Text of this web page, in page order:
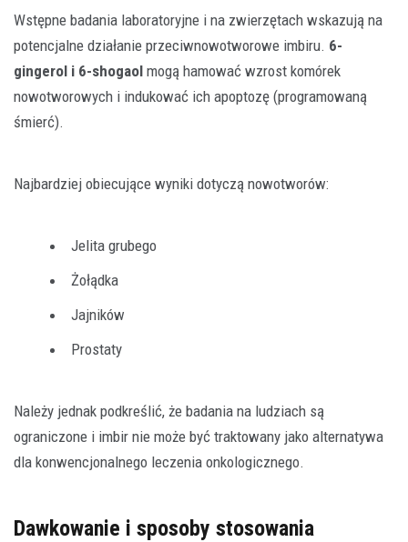
Wstępne badania laboratoryjne i na zwierzętach wskazują na
potencjalne działanie przeciwnowotworowe imbiru. 6-
gingerol i 6-shogaol mogą hamować wzrost komórek
nowotworowych i indukować ich apoptozę (programowaną
śmierć).
Najbardziej obiecujące wyniki dotyczą nowotworów:
Jelita grubego
Żołądka
Jajników
Prostaty
Należy jednak podkreślić, że badania na ludziach są
ograniczone i imbir nie może być traktowany jako alternatywa
dla konwencjonalnego leczenia onkologicznego.
Dawkowanie i sposoby stosowania